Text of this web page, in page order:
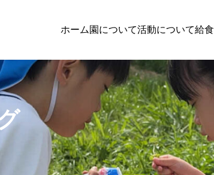
ホーム 園について活動について給食
方へのお知らせ
子育て支援